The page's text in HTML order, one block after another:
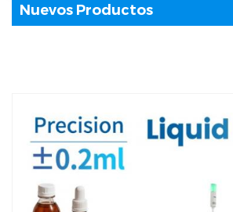
Nuevos Productos